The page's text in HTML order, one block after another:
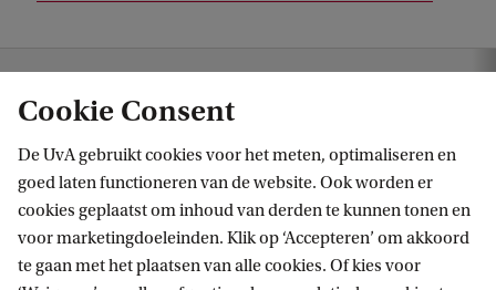
Cookie Consent
De UvA gebruikt cookies voor het meten, optimaliseren en
goed laten functioneren van de website. Ook worden er
cookies geplaatst om inhoud van derden te kunnen tonen en
voor marketingdoeleinden. Klik op ‘Accepteren’ om akkoord
te gaan met het plaatsen van alle cookies. Of kies voor